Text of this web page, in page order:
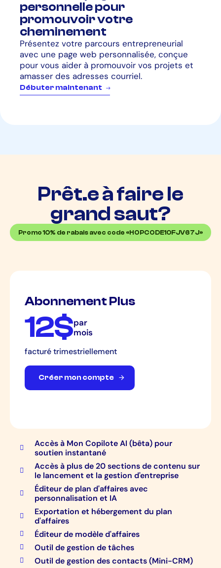
personnelle pour
promouvoir votre
cheminement
Présentez votre parcours entrepreneurial
avec une page web personnalisée, conçue
pour vous aider à promouvoir vos projets et
amasser des adresses courriel.
Débuter maintenant
Prêt.e à faire le
grand saut?
Promo 10% de rabais avec code «HOPCODE10FJV67J»
Abonnement Plus
12$par
mois
facturé trimestriellement
Créer mon compte
Accès à Mon Copilote AI (bêta) pour
soutien instantané
Accès à plus de 20 sections de contenu sur
le lancement et la gestion d'entreprise
Éditeur de plan d'affaires avec
personnalisation et IA
Exportation et hébergement du plan
d'affaires
Éditeur de modèle d'affaires
Outil de gestion de tâches
Outil de gestion des contacts (Mini-CRM)